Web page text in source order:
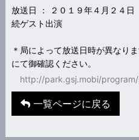
放送日 ： ２０１９年４月２４日
続ゲスト出演
＊局によって放送日時が異なり
にて御確認ください。
http://park.gsj.mobi/
一覧ページに戻る